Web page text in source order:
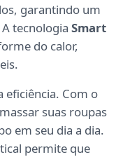
garantindo um
tecnologia Smart
do calor,
eficiência. Com o
suas roupas
em seu dia a dia.
permite que